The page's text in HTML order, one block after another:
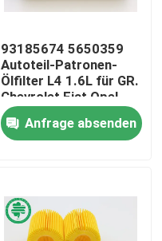
93185674 5650359
Autoteil-Patronen-
Ölfilter L4 1.6L für GR.
Chevrolet Fiat Opel
Anfrage absenden